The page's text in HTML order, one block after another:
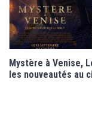
Mystère à Venise,
les nouveautés au